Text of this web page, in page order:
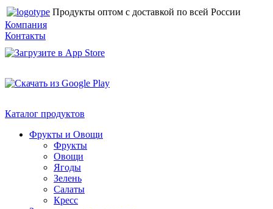
Продукты оптом с доставкой по всей России
Компания
Контакты
Каталог продуктов
Фрукты и Овощи
Фрукты
Овощи
Ягоды
Зелень
Салаты
Кресс